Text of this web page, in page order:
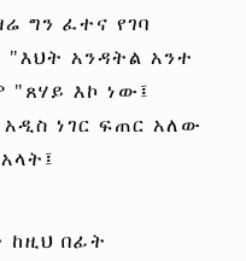
ግን ፈተና የገባ
አንዳትል አንተ
"ጸሃይ እኮ ነው፤
ነገር ፍጠር አለው
ከዚህ በፊት